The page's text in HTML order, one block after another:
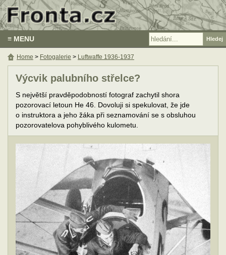
≡ MENU
Výcvik palubního střelce?
S největší pravděpodobností fotograf zachytil shora
pozorovací letoun He 46. Dovoluji si spekulovat, že jde
o instruktora a jeho žáka při seznamování se s obsluhou
pozorovatelova pohyblivého kulometu.
Home > Fotogalerie > Luftwaffe 1936-1937